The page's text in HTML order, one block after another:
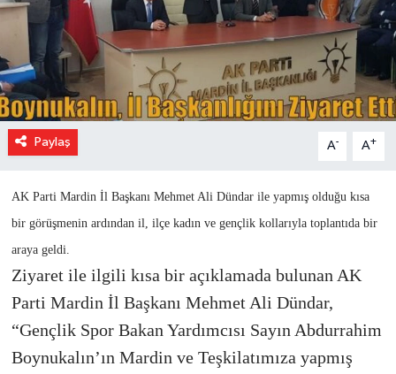
Paylaş A- A+
AK Parti Mardin İl Başkanı Mehmet Ali Dündar ile yapmış olduğu kısa
bir görüşmenin ardından il, ilçe kadın ve gençlik kollarıyla toplantıda bir
araya geldi.
Ziyaret ile ilgili kısa bir açıklamada bulunan AK
Parti Mardin İl Başkanı Mehmet Ali Dündar,
“Gençlik Spor Bakan Yardımcısı Sayın Abdurrahim
Boynukalın’ın Mardin ve Teşkilatımıza yapmış